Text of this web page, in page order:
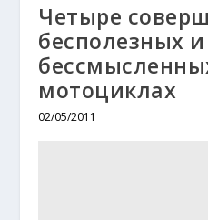
Четыре
бесполезных и
мотоциклах
02/05/2011